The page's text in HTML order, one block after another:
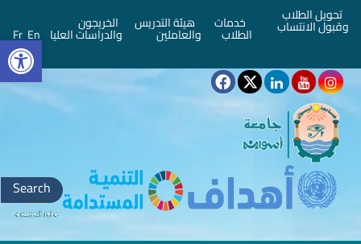
تحويل الطلاب
وقبول الانتساب خدمات
الطلاب
هيئة التدريس
والعاملين
الخريجون
والدراسات العليا En
Fr
Search
for: